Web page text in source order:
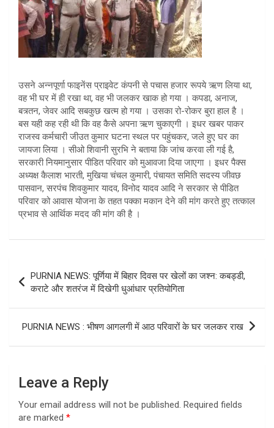
उसने अन्नपूर्णा फाइनेंस प्राइवेट कंपनी से पचास हजार रूपये ऋण लिया था,
वह भी घर में ही रखा था, वह भी जलकर खाक हो गया । कपडा, अनाज,
बत्र्तन, जेवर आदि सबकुछ खत्म हो गया । उसका रो-रोकर बुरा हाल है ।
बस यही कह रही थी कि वह कैसे अपना ऋण चुकाएगी । इधर खबर पाकर
राजस्व कर्मचारी जीउत कुमार घटना स्थल पर पहुंचकर, जले हुए घर का
जायजा लिया । सीओ शिवानी सुरभि ने बताया कि जांच करवा ली गई है,
सरकारी नियमानुसार पीडित परिवार को मुआवजा दिया जाएगा । इधर पैक्स
अध्यक्ष कैलाश भारती, मुखिया चंचल कुमारी, पंचायत समिति सदस्य जीवछ
पासवान, सरपंच शिवकुमार यादव, विनोद यादव आदि ने सरकार से पीडित
परिवार को आवास योजना के तहत पक्का मकान देने की मांग करते हुए तत्काल
प्रभाव से आर्थिक मदद की मांग की है ।
navigation
PURNIA NEWS: पूर्णिया में बिहार दिवस पर खेलों का जश्न: कबड्डी,
कराटे और शतरंज में दिखेगी धुआंधार प्रतियोगिता
PURNIA NEWS : भीषण आगलगी में आठ परिवारों के घर जलकर राख
Leave a Reply
Your email address will not be published. Required fields
are marked *